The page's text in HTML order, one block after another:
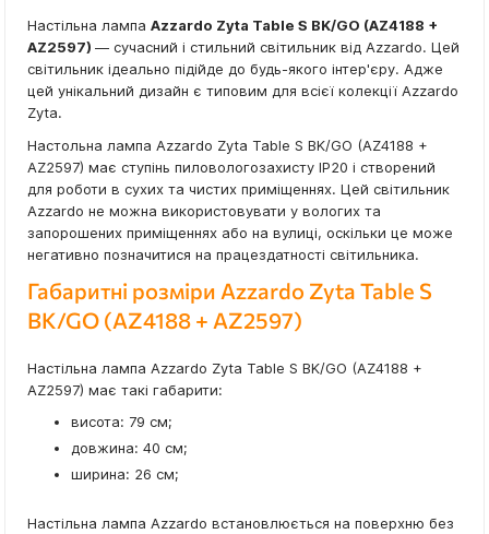
Настільна лампа Azzardo Zyta Table S BK/GO (AZ4188 +
AZ2597) — сучасний і стильний світильник від Azzardo. Цей
світильник ідеально підійде до будь-якого інтер'єру. Адже
цей унікальний дизайн є типовим для всієї колекції Azzardo
Zyta.
Настольна лампа Azzardo Zyta Table S BK/GO (AZ4188 +
AZ2597) має ступінь пиловологозахисту IP20 і створений
для роботи в сухих та чистих приміщеннях. Цей світильник
Azzardo не можна використовувати у вологих та
запорошених приміщеннях або на вулиці, оскільки це може
негативно позначитися на працездатності світильника.
Габаритні розміри Azzardo Zyta Table S
BK/GO (AZ4188 + AZ2597)
Настільна лампа Azzardo Zyta Table S BK/GO (AZ4188 +
AZ2597) має такі габарити:
висота: 79 см;
довжина: 40 см;
ширина: 26 см;
Настільна лампа Azzardo встановлюється на поверхню без